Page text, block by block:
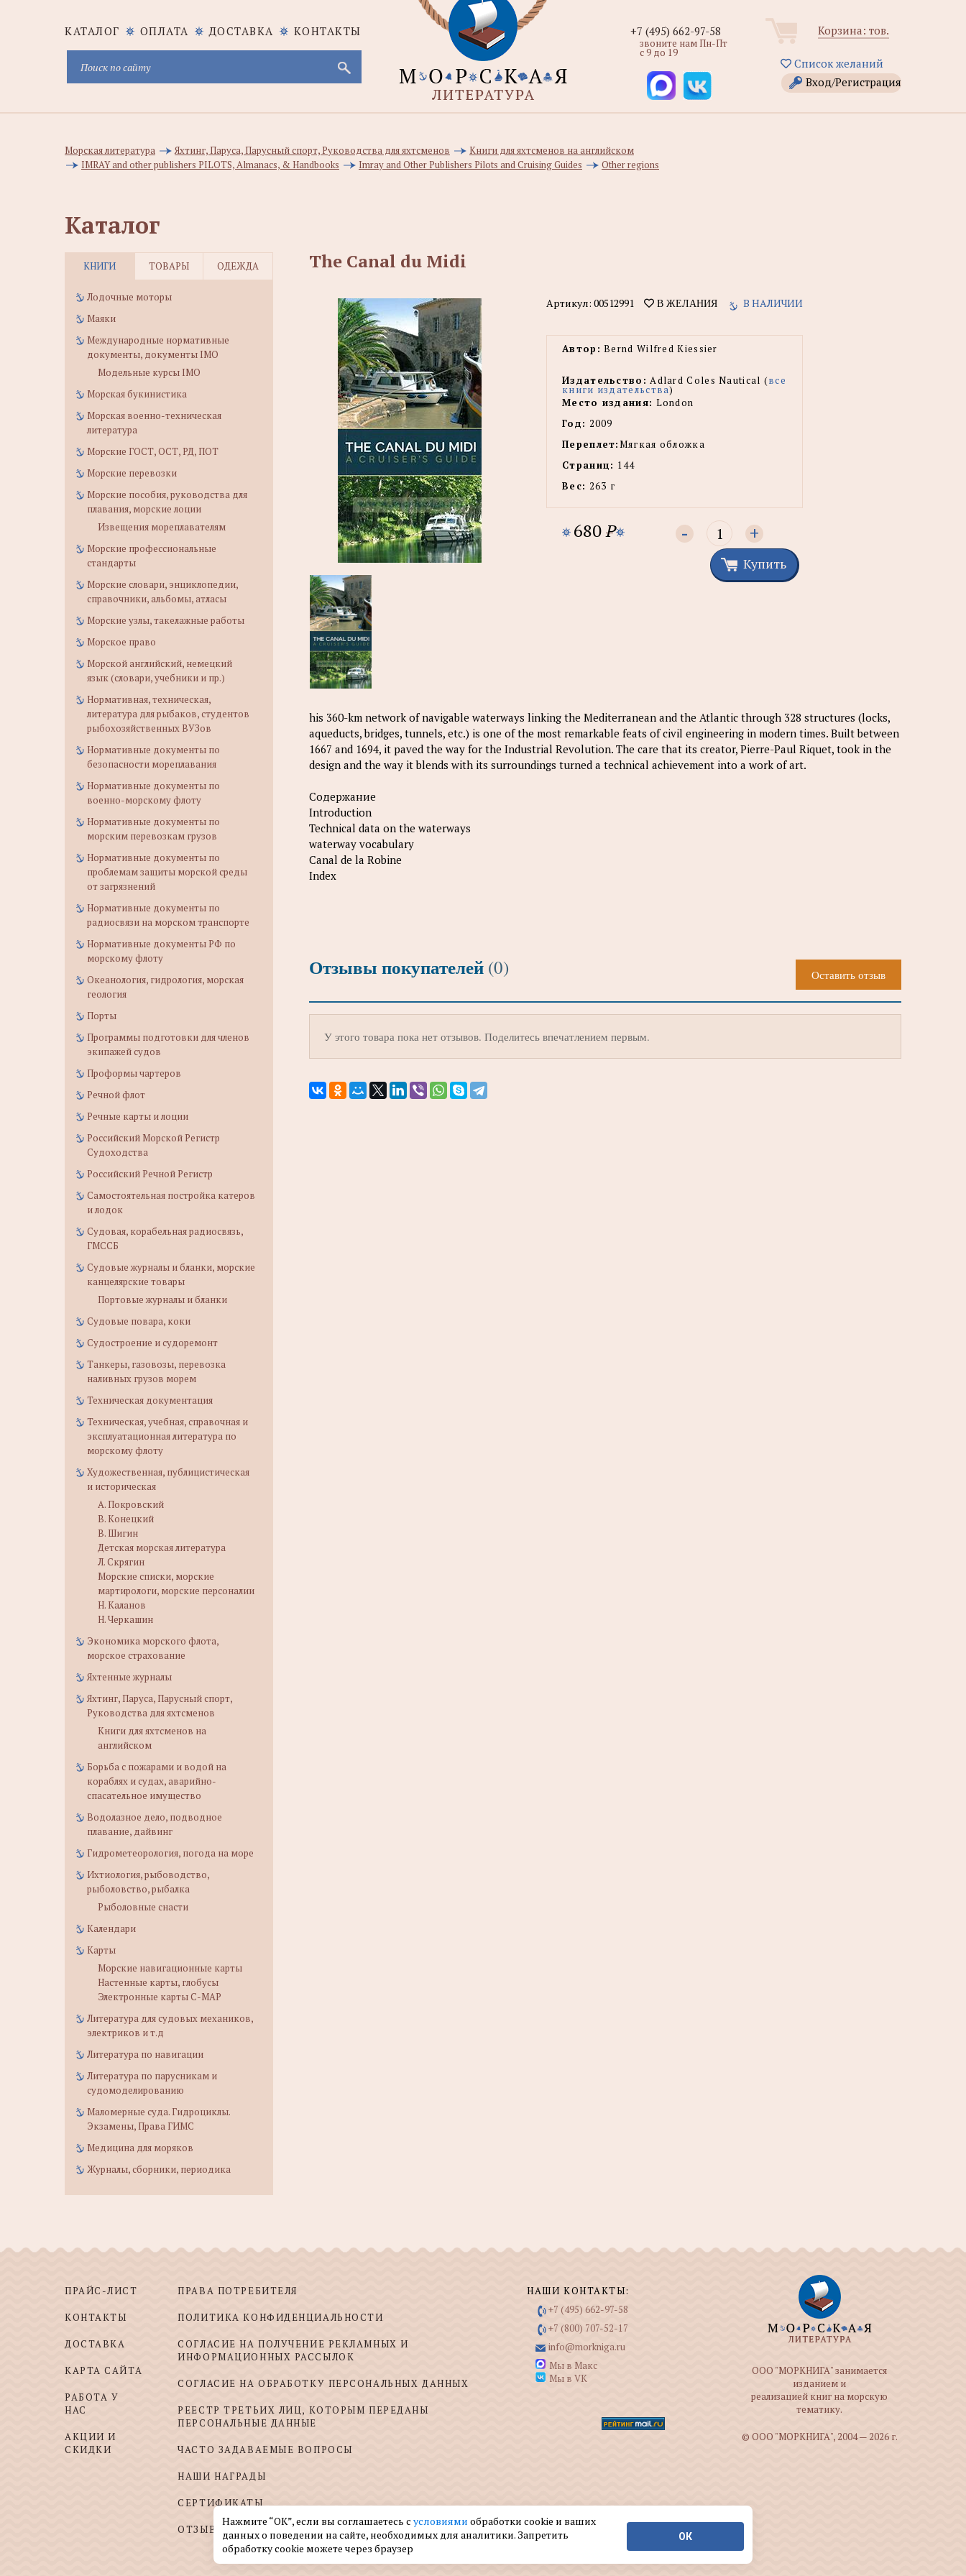
КАТАЛОГ ОПЛАТА ДОСТАВКА КОНТАКТЫ Корзина: тов.
Список желаний
Вход/Регистрация
+7 (495) 662-97-58
звоните нам Пн-Пт
с 9 до 19
Морская литература Яхтинг, Паруса, Парусный спорт, Руководства для яхтсменов
Книги для яхтсменов на английском
IMRAY and other publishers PILOTS, Almanacs, & Handbooks
Imray and Other Publishers Pilots and Cruising Guides Other regions
Каталог
КНИГИ ТОВАРЫ ОДЕЖДА
Лодочные моторы
Маяки
Международные нормативные
документы, документы IMO
Модельные курсы IMO
Морская букинистика
Морская военно-техническая
литература
Морские ГОСТ, ОСТ, РД, ПОТ
Морские перевозки
Морские пособия, руководства для
плавания, морские лоции
Извещения мореплавателям
Морские профессиональные
стандарты
Морские словари, энциклопедии,
справочники, альбомы, атласы
Морские узлы, такелажные работы
Морское право
Морской английский, немецкий
язык (словари, учебники и пр.)
Нормативная, техническая,
литература для рыбаков, студентов
рыбохозяйственных ВУЗов
Нормативные документы по
безопасности мореплавания
Нормативные документы по
военно-морскому флоту
Нормативные документы по
морским перевозкам грузов
Нормативные документы по
проблемам защиты морской среды
от загрязнений
Нормативные документы по
радиосвязи на морском транспорте
Нормативные документы РФ по
морскому флоту
Океанология, гидрология, морская
геология
Порты
Программы подготовки для членов
экипажей судов
Проформы чартеров
Речной флот
Речные карты и лоции
Российский Морской Регистр
Судоходства
Российский Речной Регистр
Самостоятельная постройка катеров
и лодок
Судовая, корабельная радиосвязь,
ГМССБ
Судовые журналы и бланки, морские
канцелярские товары
Портовые журналы и бланки
Судовые повара, коки
Судостроение и судоремонт
Танкеры, газовозы, перевозка
наливных грузов морем
Техническая документация
Техническая, учебная, справочная и
эксплуатационная литература по
морскому флоту
Художественная, публицистическая
и историческая
А. Покровский
В. Конецкий
В. Шигин
Детская морская литература
Л. Скрягин
Морские списки, морские
мартирологи, морские персоналии
Н. Каланов
Н. Черкашин
Экономика морского флота,
морское страхование
Яхтенные журналы
Яхтинг, Паруса, Парусный спорт,
Руководства для яхтсменов
Книги для яхтсменов на
английском
Борьба с пожарами и водой на
кораблях и судах, аварийно-
спасательное имущество
Водолазное дело, подводное
плавание, дайвинг
Гидрометеорология, погода на море
Ихтиология, рыбоводство,
рыболовство, рыбалка
Рыболовные снасти
Календари
Карты
Морские навигационные карты
Настенные карты, глобусы
Электронные карты C-MAP
Литература для судовых механиков,
электриков и т.д
Литература по навигации
Литература по парусникам и
судомоделированию
Маломерные суда. Гидроциклы.
Экзамены, Права ГИМС
Медицина для моряков
Журналы, сборники, периодика
The Canal du Midi
Артикул: 00512991 В ЖЕЛАНИЯ В НАЛИЧИИ
Автор: Bernd Wilfred Kiessier
Издательство: Adlard Coles Nautical (все
книги издательства)
Место издания: London
Год: 2009
Переплет:Мягкая обложка
Страниц: 144
Вес: 263 г
680P - +
Купить
his 360-km network of navigable waterways linking the Mediterranean and the Atlantic through 328 structures (locks,
aqueducts, bridges, tunnels, etc.) is one of the most remarkable feats of civil engineering in modern times. Built between
1667 and 1694, it paved the way for the Industrial Revolution. The care that its creator, Pierre-Paul Riquet, took in the
design and the way it blends with its surroundings turned a technical achievement into a work of art.
Содержание
Introduction
Technical data on the waterways
waterway vocabulary
Canal de la Robine
Index
Отзывы покупателей (0) Оставить отзыв
У этого товара пока нет отзывов. Поделитесь впечатлением первым.
ПРАЙС-ЛИСТ
КОНТАКТЫ
ДОСТАВКА
КАРТА САЙТА
РАБОТА У
НАС
АКЦИИ И
СКИДКИ
ПРАВА ПОТРЕБИТЕЛЯ
ПОЛИТИКА КОНФИДЕНЦИАЛЬНОСТИ
СОГЛАСИЕ НА ПОЛУЧЕНИЕ РЕКЛАМНЫХ И
ИНФОРМАЦИОННЫХ РАССЫЛОК
СОГЛАСИЕ НА ОБРАБОТКУ ПЕРСОНАЛЬНЫХ ДАННЫХ
РЕЕСТР ТРЕТЬИХ ЛИЦ, КОТОРЫМ ПЕРЕДАНЫ
ПЕРСОНАЛЬНЫЕ ДАННЫЕ
ЧАСТО ЗАДАВАЕМЫЕ ВОПРОСЫ
НАШИ НАГРАДЫ
СЕРТИФИКАТЫ
ОТЗЫВЫ И ПОЖЕЛАНИЯ
НАШИ КОНТАКТЫ:
+7 (495) 662-97-58
+7 (800) 707-52-17
info@morkniga.ru
Мы в Макс
Мы в VK
ООО "МОРКНИГА" занимается
изданием и
реализацией книг на морскую
тематику.
© ООО "МОРКНИГА", 2004 — 2026 г.
Нажмите “ОК”, если вы соглашаетесь с условиями обработки cookie и ваших
данных о поведении на сайте, необходимых для аналитики. Запретить
обработку cookie можете через браузер
ОК